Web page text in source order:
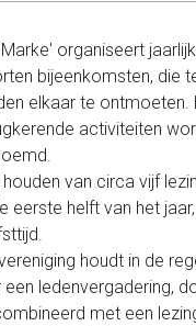
organiseert
bijeenkomsten, die
elkaar te ontmoeten.
activiteiten
houden van circa vijf
eerste helft van het
houdt in de
een ledenvergadering,
met een